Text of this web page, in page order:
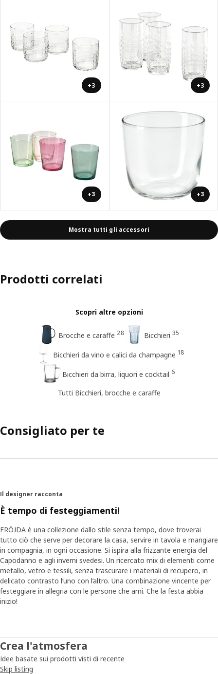
+3 +3
+3 +3
Mostra tutti gli accessori
Prodotti correlati
Scopri altre opzioni
Brocche e caraffe 28 Bicchieri 35
Bicchieri da vino e calici da champagne 18
Bicchieri da birra, liquori e cocktail 6
Tutti Bicchieri, brocche e caraffe
Consigliato per te
Il designer racconta
È tempo di festeggiamenti!
FRÖJDA è una collezione dallo stile senza tempo, dove troverai
tutto ciò che serve per decorare la casa, servire in tavola e mangiare
in compagnia, in ogni occasione. Si ispira alla frizzante energia del
Capodanno e agli inverni svedesi. Un ricercato mix di elementi come
metallo, vetro e tessili, senza trascurare i materiali di recupero, in
delicato contrasto l’uno con l’altro. Una combinazione vincente per
festeggiare in allegria con le persone che ami. Che la festa abbia
inizio!
Crea l'atmosfera
Idee basate sui prodotti visti di recente
Skip listing